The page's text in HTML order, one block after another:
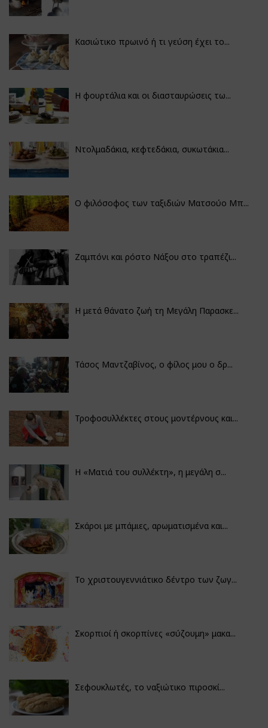
Κασιώτικο πρωινό ή τι γεύση έχει το...
Η φουρτάλια και οι διασταυρώσεις τω...
Ντολμαδάκια, κεφτεδάκια, συκωτάκια...
Ο φιλόσοφος των ταξιδιών Ματσούο Μπ...
Ζαμπόνι και ρόστο Νάξου στο τραπέζι...
Η μετά θάνατο ζωή τη Μεγάλη Παρασκε...
Τάσος Μαντζαβίνος, ο φίλος μου ο δρ...
Τροφοσυλλέκτες στους μοντέρνους και...
H «Ματιά του συλλέκτη», η μεγάλη σ...
Σκάροι με μπάμιες, αρωματισμένα και...
Το χριστουγεννιάτικο δέντρο των ζωγ...
Σκορπιοί ή σκορπίνες «σύζουμη» μακα...
Σεφουκλωτές, το ναξιώτικο πιροσκί...